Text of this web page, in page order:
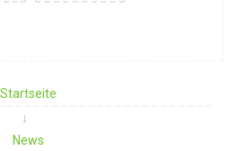
Startseite
News